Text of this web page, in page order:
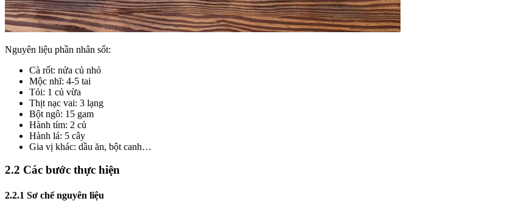
Nguyên liệu phần nhân sốt:
Cà rốt: nửa củ nhỏ
Mộc nhĩ: 4-5 tai
Tỏi: 1 củ vừa
Thịt nạc vai: 3 lạng
Bột ngô: 15 gam
Hành tím: 2 củ
Hành lá: 5 cây
Gia vị khác: dầu ăn, bột canh…
2.2 Các bước thực hiện
2.2.1 Sơ chế nguyên liệu